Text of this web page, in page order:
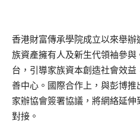
香港財富傳承學院成立以來舉辦
族資產擁有人及新生代領袖參
台，引導家族資本創造社會效
善中心。國際合作上，與彭博
家辦協會簽署協議，將網絡延
對接。